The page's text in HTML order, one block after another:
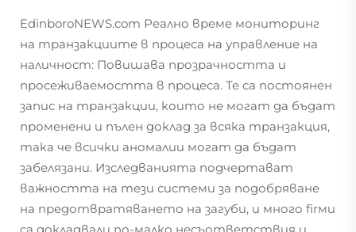
EdinboroNEWS.com Реално време мониторинг
на транзакциите в процеса на управление на
наличност: Повишава прозрачността и
просеживаемостта в процеса. Те са постоянен
запис на транзакции, които не могат да бъдат
променени и пълен доклад за всяка транзакция,
така че всички аномалии могат да бъдат
забелязани. Изследванията подчертават
важността на тези системи за подобряване
на предотвратяването на загуби, и много firми